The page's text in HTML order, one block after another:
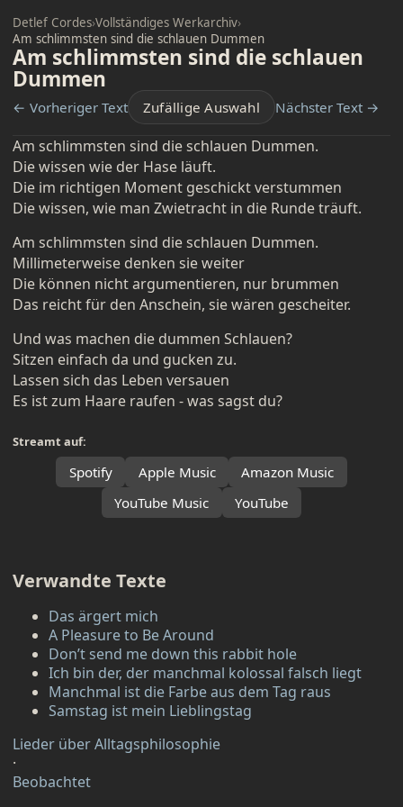
Detlef Cordes›Vollständiges Werkarchiv›
Am schlimmsten sind die schlauen Dummen
Am schlimmsten sind die schlauen
Dummen
← Vorheriger Text Zufällige Auswahl Nächster Text →
Am schlimmsten sind die schlauen Dummen.
Die wissen wie der Hase läuft.
Die im richtigen Moment geschickt verstummen
Die wissen, wie man Zwietracht in die Runde träuft.
Am schlimmsten sind die schlauen Dummen.
Millimeterweise denken sie weiter
Die können nicht argumentieren, nur brummen
Das reicht für den Anschein, sie wären gescheiter.
Und was machen die dummen Schlauen?
Sitzen einfach da und gucken zu.
Lassen sich das Leben versauen
Es ist zum Haare raufen - was sagst du?
Streamt auf:
Spotify Apple Music
Amazon Music
YouTube Music
YouTube
Verwandte Texte
Das ärgert mich
A Pleasure to Be Around
Don’t send me down this rabbit hole
Ich bin der, der manchmal kolossal falsch liegt
Manchmal ist die Farbe aus dem Tag raus
Samstag ist mein Lieblingstag
Lieder über Alltagsphilosophie
·
Beobachtet